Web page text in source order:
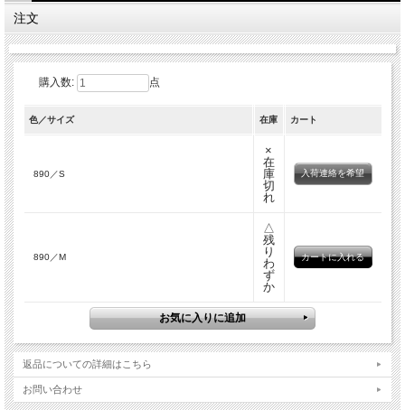
注文
購入数: 点
色／サイズ 在庫 カート
890／S
×
在
庫
切
れ
入荷連絡を希望
890／M
△
残
り
わ
ず
か
返品についての詳細はこちら
お問い合わせ